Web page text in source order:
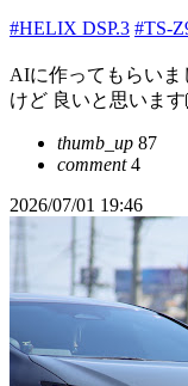
#HELIX DSP.3 #TS-
AIに作ってもらいま
けど 良いと思いま
thumb_up 87
comment4
2026/07/01 19:46